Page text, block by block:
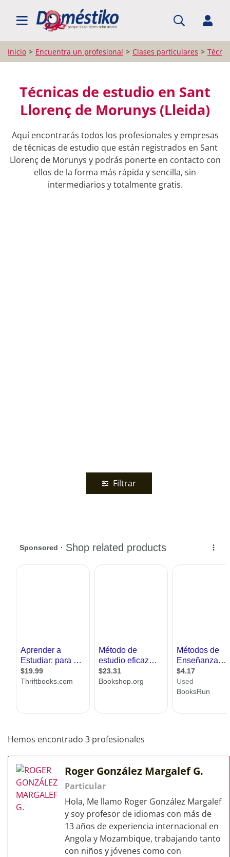
BUSCAR PROFESIONALES
Inicio Encuentra un profesional Clases particulares
Técnicas de estudio en Sant
Llorenç de Morunys (Lleida)
Aquí encontrarás todos los profesionales y empresas
de técnicas de estudio que están registrados en Sant
Llorenç de Morunys y podrás ponerte en contacto con
ellos de la forma más rápida y sencilla, sin
intermediarios y totalmente gratis.
Filtrar
Hemos encontrado 3 profesionales
Roger González Margalef G.
Particular
Hola, Me llamo Roger González Margalef
y soy profesor de idiomas con más de
13 años de experiencia internacional en
Angola y Mozambique, trabajando tanto
con niños y jóvenes como con